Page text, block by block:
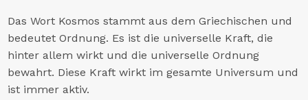
Das Wort Kosmos stammt aus dem Griechischen und
bedeutet Ordnung. Es ist die universelle Kraft, die
hinter allem wirkt und die universelle Ordnung
bewahrt. Diese Kraft wirkt im gesamte Universum und
ist immer aktiv.